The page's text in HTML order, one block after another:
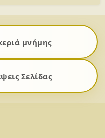
μνήμης
Σελίδας